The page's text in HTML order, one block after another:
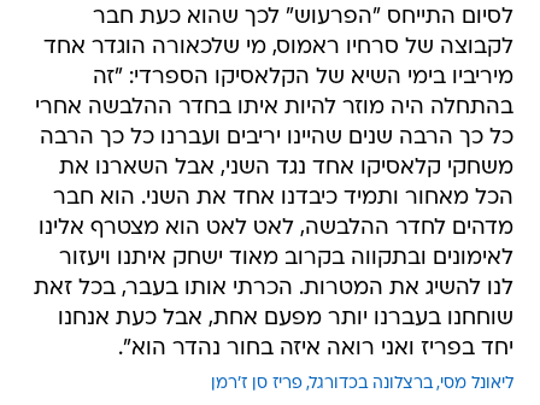
לסיום התייחס "הפרעוש" לכך שהוא כעת חבר
לקבוצה של סרחיו ראמוס, מי שלכאורה הוגדר אחד
מיריביו בימי השיא של הקלאסיקו הספרדי: "זה
בהתחלה היה מוזר להיות איתו בחדר ההלבשה אחרי
כל כך הרבה שנים שהיינו יריבים ועברנו כל כך הרבה
משחקי קלאסיקו אחד נגד השני, אבל השארנו את
הכל מאחור ותמיד כיבדנו אחד את השני. הוא חבר
מדהים לחדר ההלבשה, לאט לאט הוא מצטרף אלינו
לאימונים ובתקווה בקרוב מאוד ישחק איתנו ויעזור
לנו להשיג את המטרות. הכרתי אותו בעבר, בכל זאת
שוחחנו בעברנו יותר מפעם אחת, אבל כעת אנחנו
יחד בפריז ואני רואה איזה בחור נהדר הוא".
ליאונל מסי ברצלונה בכדורגל פריז סן ז'רמן